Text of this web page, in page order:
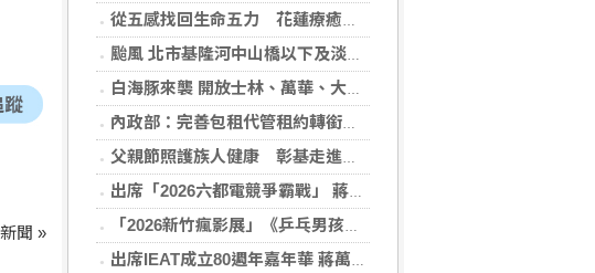
從五感找回生命五力 花蓮療癒之境重新定義旅行
颱風 北市基隆河中山橋以下及淡水河沿線只出不進
白海豚來襲 開放士林、萬華、大同區部分疏散門周邊紅黃線停車
內政部：完善包租代管租約轉銜機制 確保租賃雙方權益
父親節照護族人健康 彰基走進原民壘球賽守護身心靈
出席「2026六都電競爭霸戰」 蔣萬安：全臺首座電競特色運動館將於年底落成
「2026新竹瘋影展」《乒乓男孩》映後座談 洪伯豪導演分享幕後感動
出席IEAT成立80週年嘉年華 蔣萬安感謝IEAT長期帶領企業拓展國際市場、推動臺美商機媒合及社福公益
聞 »